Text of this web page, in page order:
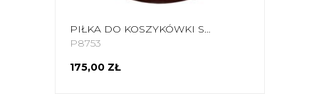
PIŁKA DO KOSZYKÓWKI SPALDING REACT TF-250 LOGO FIBA 76967Z
P8753
175,00 ZŁ